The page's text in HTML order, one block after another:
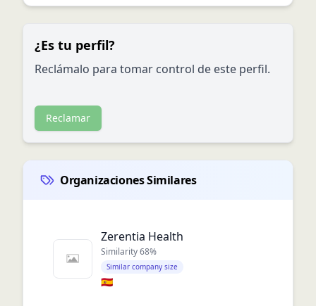
¿Es tu perfil?
Reclámalo para tomar control de este perfil.
Reclamar
Organizaciones Similares
Zerentia Health
Similarity68%
Similar company size
🇪🇸